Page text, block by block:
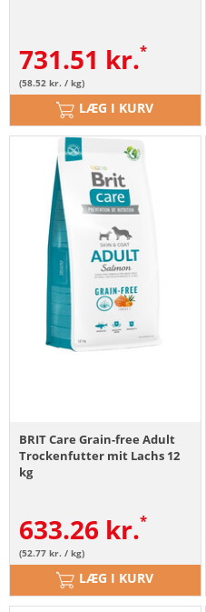
731.51 kr.
(58.52 kr. / kg)
LÆG I KURV
BRIT Care Grain-free Adult
Trockenfutter mit Lachs 12
kg
633.26 kr.
(52.77 kr. / kg)
LÆG I KURV